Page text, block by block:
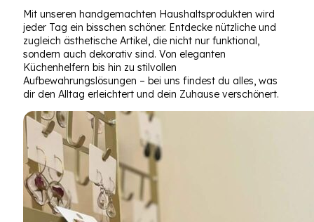
Mit unseren handgemachten Haushaltsprodukten wird
jeder Tag ein bisschen schöner. Entdecke nützliche und
zugleich ästhetische Artikel, die nicht nur funktional,
sondern auch dekorativ sind. Von eleganten
Küchenhelfern bis hin zu stilvollen
Aufbewahrungslösungen – bei uns findest du alles, was
dir den Alltag erleichtert und dein Zuhause verschönert.